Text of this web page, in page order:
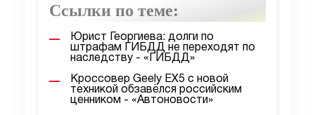
Ссылки по теме:
Юрист Георгиева: долги по
штрафам ГИБДД не переходят по
наследству - «ГИБДД»
Кроссовер Geely EX5 с новой
техникой обзавёлся российским
ценником - «Автоновости»